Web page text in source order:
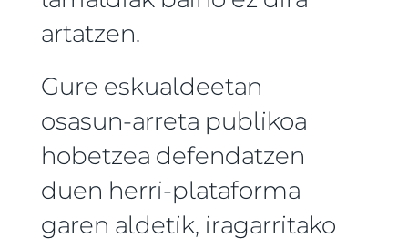
artatzen.
Gure eskualdeetan
osasun-arreta publikoa
hobetzea defendatzen
duen herri-plataforma
garen aldetik, iragarritako